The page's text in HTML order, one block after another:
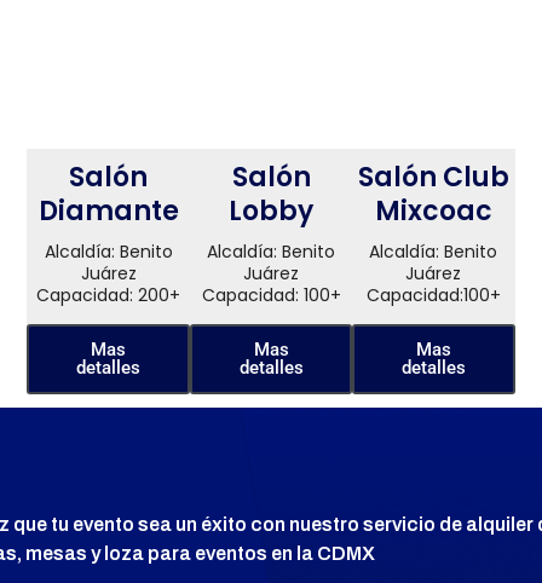
Salón
Diamante
Alcaldía: Benito
Juárez
Capacidad: 200+
Mas
detalles
Salón
Lobby
Alcaldía: Benito
Juárez
Capacidad: 100+
Mas
detalles
Salón Club
Mixcoac
Alcaldía: Benito
Juárez
Capacidad:100+
Mas
detalles
que tu evento sea un éxito con nuestro servicio de alquiler
mesas y loza para eventos en la CDMX